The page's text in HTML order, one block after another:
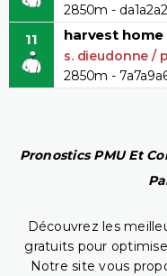
2850m -
11 harvest home
s. dieudonne /
2850m -
Pronostics PMU Et
Découvrez les
gratuits pour
Notre site vous